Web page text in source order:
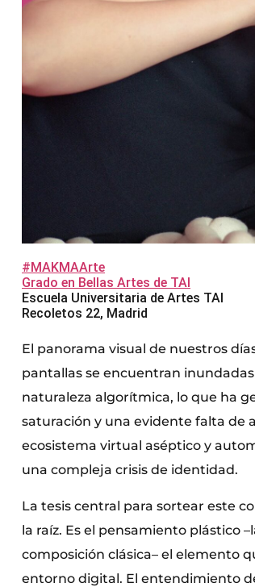
#MAKMAArte
Grado en Bellas Artes de TAI
Escuela Universitaria de Artes TAI
Recoletos 22, Madrid
El panorama visual de nuestros
pantallas se encuentran
naturaleza algorítmica, lo que ha
saturación y una evidente falta de
ecosistema virtual aséptico y
una compleja crisis de identidad.
La tesis central para sortear este
la raíz. Es el pensamiento plástico
composición clásica– el elemento
entorno digital. El entendimiento